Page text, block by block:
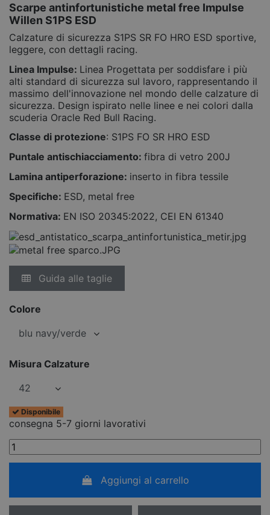
Scarpe antinfortunistiche metal free Impulse
Willen S1PS ESD
Calzature di sicurezza S1PS SR FO HRO ESD sportive,
leggere, con dettagli racing.
Linea Impulse: Linea Progettata per soddisfare i più
alti standard di sicurezza sul lavoro, rappresentando il
massimo dell'innovazione nel mondo delle calzature di
sicurezza. Design ispirato nelle linee e nei colori dalla
scuderia Oracle Red Bull Racing.
Classe di protezione: S1PS FO SR HRO ESD
Puntale antischiacciamento: fibra di vetro 200J
Lamina antiperforazione: inserto in fibra tessile
Specifiche: ESD, metal free
Normativa: EN ISO 20345:2022, CEI EN 61340
Guida alle taglie
Colore
Misura Calzature
Disponibile
consegna 5-7 giorni lavorativi
Aggiungi al carrello